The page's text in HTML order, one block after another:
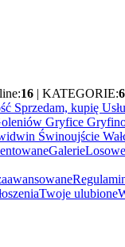
16 | KATEGORIE:
Sprzedam, kupię
Gryfice
Świnoujście
GalerieLosowe
Twoje ulubione